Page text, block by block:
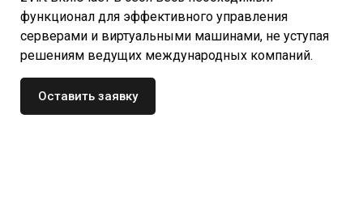
функционал для эффективного управления
серверами и виртуальными машинами, не уступая
решениям ведущих международных компаний.
Оставить заявку